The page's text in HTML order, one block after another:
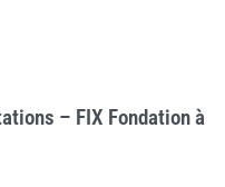
– FIX Fondation à